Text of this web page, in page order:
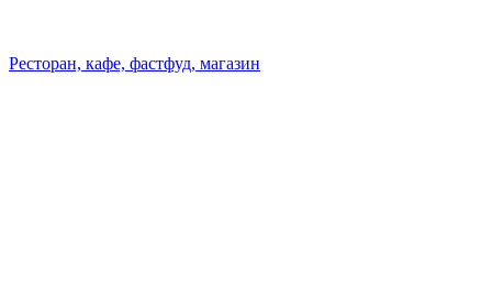
Ресторан, кафе, фастфуд, магазин